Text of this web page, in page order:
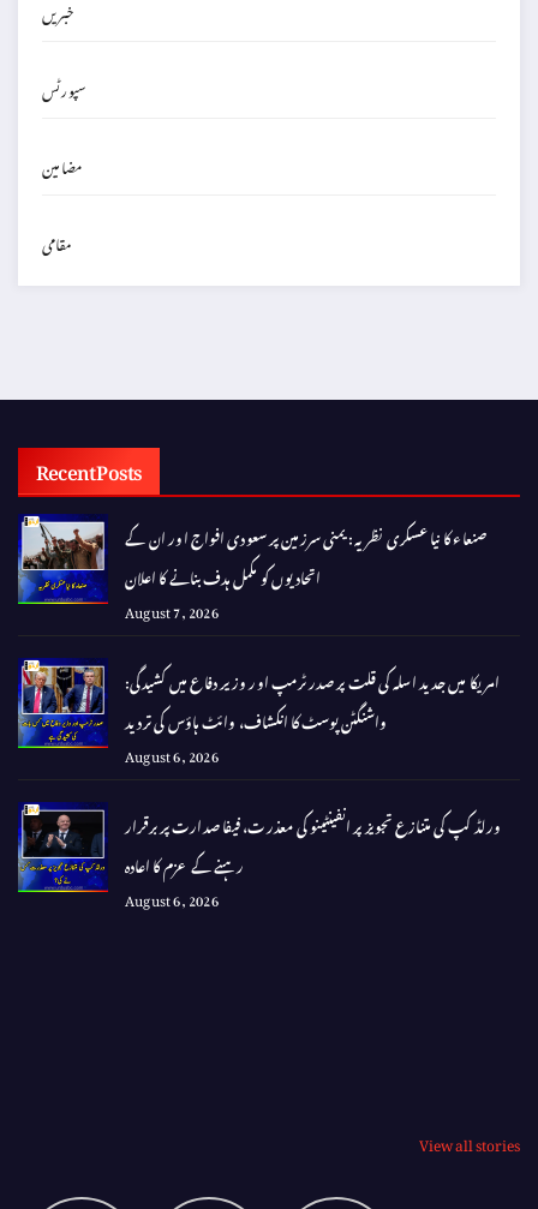
خبریں
سپورٹس
مضامین
مقامی
Recent Posts
صنعاء کا نیا عسکری نظریہ: یمنی سرزمین پر سعودی افواج اور ان کے
اتحادیوں کو مکمل ہدف بنانے کا اعلان
August 7, 2026
امریکا میں جدید اسلہ کی قلت پر صدر ٹرمپ اور وزیر دفاع میں کشیدگی:
واشنگٹن پوسٹ کا انکشاف، وائٹ ہاؤس کی تردید
August 6, 2026
ورلڈ کپ کی متنازع تجویز پر انفینٹینو کی معذرت، فیفا صدارت پر برقرار
رہنے کے عزم کا اعادہ
August 6, 2026
View all stories